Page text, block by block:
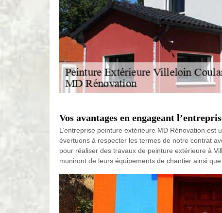
Vos avantages en engageant
L’entreprise peinture extérieure MD Rénovation
évertuons à respecter les termes de notre contrat
pour réaliser des travaux de peinture extérieure à
muniront de leurs équipements de chantier ainsi